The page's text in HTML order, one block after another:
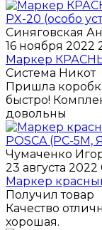
Синяговская
16 ноября 2022
Маркер
Система Никот
Пришла
быстро!
довольны
Чумаченко
23 августа 2022
Маркер
Получил товар
Качество
хорошая.